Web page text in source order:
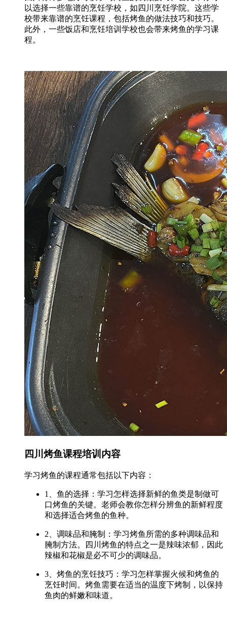
以选择一些靠谱的烹饪学校，如四川烹饪学院。这些学
校带来靠谱的烹饪课程，包括烤鱼的做法技巧和技巧。
此外，一些饭店和烹饪培训学校也会带来烤鱼的学习课
程。
四川烤鱼课程培训内容
学习烤鱼的课程通常包括以下内容：
1、鱼的选择：学习怎样选择新鲜的鱼类是制做可
口烤鱼的关键。老师会教你怎样分辨鱼的新鲜程度
和选择适合烤鱼的鱼种。
2、调味品和腌制：学习烤鱼所需的多种调味品和
腌制方法。四川烤鱼的特点之一是辣味浓郁，因此
辣椒和花椒是必不可少的调味品。
3、烤鱼的烹饪技巧：学习怎样掌握火候和烤鱼的
烹饪时间。烤鱼需要在适当的温度下烤制，以保持
鱼肉的鲜嫩和味道。